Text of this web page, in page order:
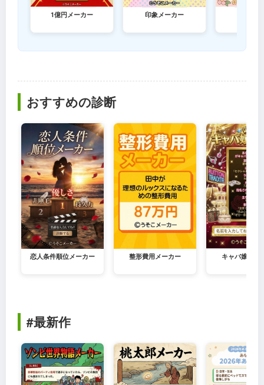
1億円メーカー 印象メーカー
おすすめの診断
恋人条件順位メーカー 整形費用メーカー キャバ嬢メー
#最新作